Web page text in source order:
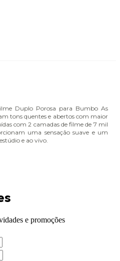
Duplo Porosa para Bumbo As
tons quentes e abertos com maior
com 2 camadas de filme de 7 mil
uma sensação suave e um
e ao vivo.
e promoções